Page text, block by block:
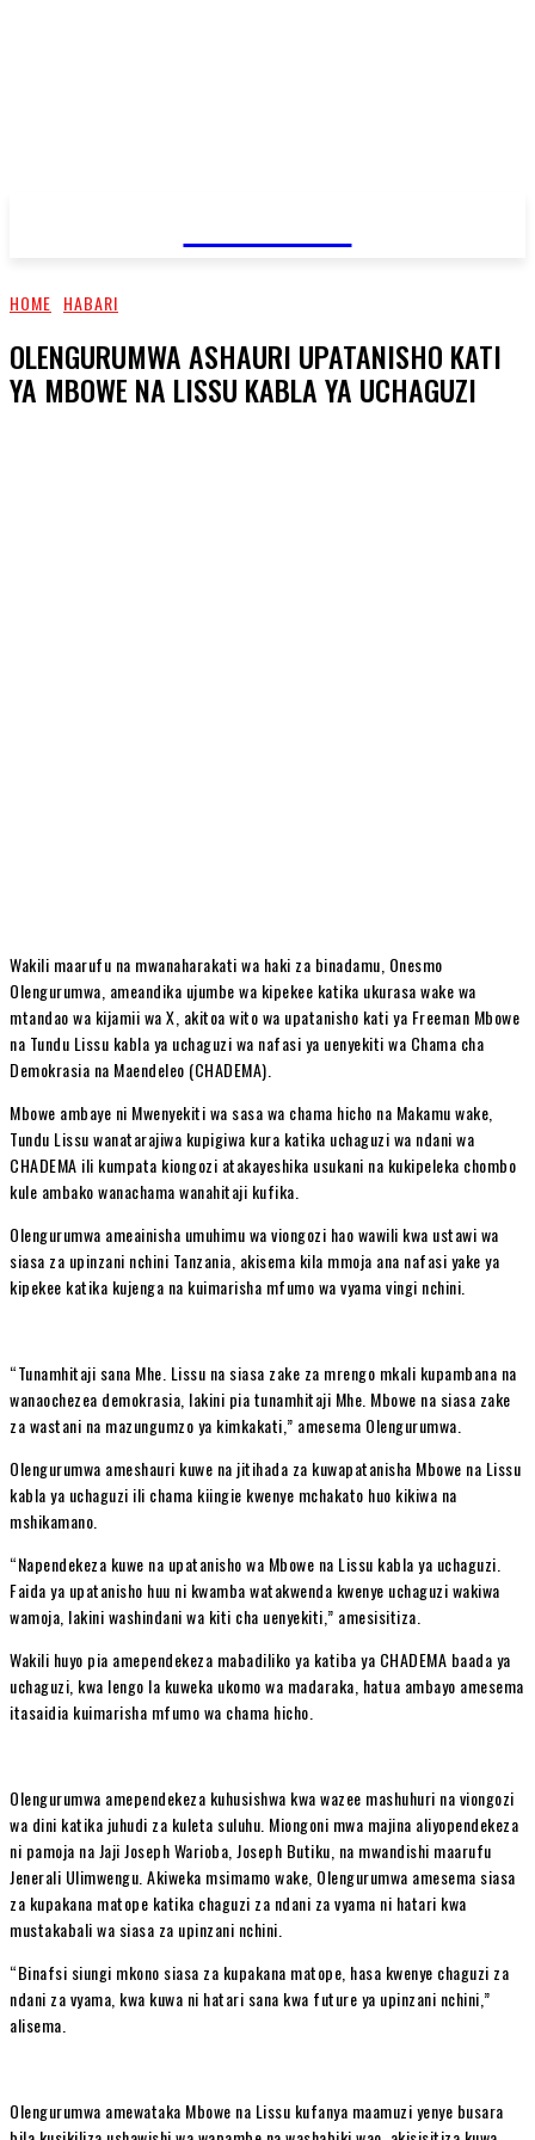
HOME HABARI
OLENGURUMWA ASHAURI UPATANISHO KATI
YA MBOWE NA LISSU KABLA YA UCHAGUZI
Wakili maarufu na mwanaharakati wa haki za binadamu, Onesmo
Olengurumwa, ameandika ujumbe wa kipekee katika ukurasa wake wa
mtandao wa kijamii wa X, akitoa wito wa upatanisho kati ya Freeman Mbowe
na Tundu Lissu kabla ya uchaguzi wa nafasi ya uenyekiti wa Chama cha
Demokrasia na Maendeleo (CHADEMA).
Mbowe ambaye ni Mwenyekiti wa sasa wa chama hicho na Makamu wake,
Tundu Lissu wanatarajiwa kupigiwa kura katika uchaguzi wa ndani wa
CHADEMA ili kumpata kiongozi atakayeshika usukani na kukipeleka chombo
kule ambako wanachama wanahitaji kufika.
Olengurumwa ameainisha umuhimu wa viongozi hao wawili kwa ustawi wa
siasa za upinzani nchini Tanzania, akisema kila mmoja ana nafasi yake ya
kipekee katika kujenga na kuimarisha mfumo wa vyama vingi nchini.
“Tunamhitaji sana Mhe. Lissu na siasa zake za mrengo mkali kupambana na
wanaochezea demokrasia, lakini pia tunamhitaji Mhe. Mbowe na siasa zake
za wastani na mazungumzo ya kimkakati,” amesema Olengurumwa.
Olengurumwa ameshauri kuwe na jitihada za kuwapatanisha Mbowe na Lissu
kabla ya uchaguzi ili chama kiingie kwenye mchakato huo kikiwa na
mshikamano.
“Napendekeza kuwe na upatanisho wa Mbowe na Lissu kabla ya uchaguzi.
Faida ya upatanisho huu ni kwamba watakwenda kwenye uchaguzi wakiwa
wamoja, lakini washindani wa kiti cha uenyekiti,” amesisitiza.
Wakili huyo pia amependekeza mabadiliko ya katiba ya CHADEMA baada ya
uchaguzi, kwa lengo la kuweka ukomo wa madaraka, hatua ambayo amesema
itasaidia kuimarisha mfumo wa chama hicho.
Olengurumwa amependekeza kuhusishwa kwa wazee mashuhuri na viongozi
wa dini katika juhudi za kuleta suluhu. Miongoni mwa majina aliyopendekeza
ni pamoja na Jaji Joseph Warioba, Joseph Butiku, na mwandishi maarufu
Jenerali Ulimwengu. Akiweka msimamo wake, Olengurumwa amesema siasa
za kupakana matope katika chaguzi za ndani za vyama ni hatari kwa
mustakabali wa siasa za upinzani nchini.
“Binafsi siungi mkono siasa za kupakana matope, hasa kwenye chaguzi za
ndani za vyama, kwa kuwa ni hatari sana kwa future ya upinzani nchini,”
alisema.
Olengurumwa amewataka Mbowe na Lissu kufanya maamuzi yenye busara